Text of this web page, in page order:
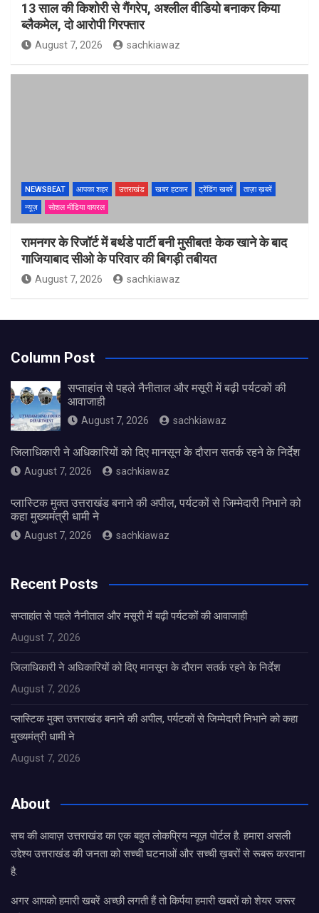
13 साल की किशोरी से गैंगरेप, अश्लील वीडियो बनाकर किया
ब्लैकमेल, दो आरोपी गिरफ्तार
August 7, 2026 sachkiawaz
NEWSBEAT आपका शहर उत्तराखंड खबर हटकर ट्रेंडिंग खबरें
ताज़ा ख़बरें
न्यूज़
सोशल मीडिया वायरल
रामनगर के रिजॉर्ट में बर्थडे पार्टी बनी मुसीबत! केक खाने के बाद
गाजियाबाद सीओ के परिवार की बिगड़ी तबीयत
August 7, 2026 sachkiawaz
Column Post
सप्ताहांत से पहले नैनीताल और मसूरी में बढ़ी पर्यटकों की
आवाजाही
August 7, 2026 sachkiawaz
जिलाधिकारी ने अधिकारियों को दिए मानसून के दौरान सतर्क रहने के निर्देश
August 7, 2026 sachkiawaz
प्लास्टिक मुक्त उत्तराखंड बनाने की अपील, पर्यटकों से जिम्मेदारी निभाने को
कहा मुख्यमंत्री धामी ने
August 7, 2026 sachkiawaz
Recent Posts
सप्ताहांत से पहले नैनीताल और मसूरी में बढ़ी पर्यटकों की आवाजाही
August 7, 2026
जिलाधिकारी ने अधिकारियों को दिए मानसून के दौरान सतर्क रहने के निर्देश
August 7, 2026
प्लास्टिक मुक्त उत्तराखंड बनाने की अपील, पर्यटकों से जिम्मेदारी निभाने को कहा
मुख्यमंत्री धामी ने
August 7, 2026
About
सच की आवाज़ उत्तराखंड का एक बहुत लोकप्रिय न्यूज़ पोर्टल है. हमारा असली
उद्देश्य उत्तराखंड की जनता को सच्ची घटनाओं और सच्ची ख़बरों से रूबरू करवाना
है.
अगर आपको हमारी खबरें अच्छी लगती हैं तो किर्पया हमारी खबरों को शेयर जरूर